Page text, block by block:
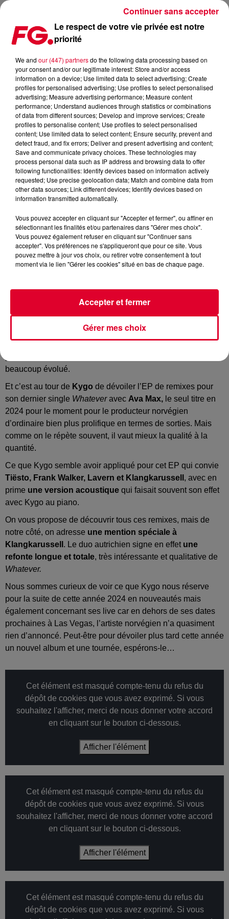
KYGO SORT UN EP DE REMIXES POUR WHATEVER AVEC
Publié : 29 mars 2024 à 8h16 par Antony HARARI
Danceone
Crédit :Youtube Officiel Kygo
C’est devenu quelque chose d’assez commun chez les DJs
de proposer après la sortie d’un track tout un EP de remixes.
C’est l’occasion sans doute de prolonger l’aventure pour
beaucoup évolué.
Et c’est au tour de Kygo de dévoiler l’EP de remixes pour
son dernier single Whateveravec Ava Max, le seul titre en
2024 pour le moment pour le producteur norvégien
d’ordinaire bien plus prolifique en termes de sorties. Mais
comme on le répète souvent, il vaut mieux la qualité à la
quantité.
Ce que Kygo semble avoir appliqué pour cet EP qui convie
Tiësto, Frank Walker, Lavern et Klangkarussell , avec en
prime une version acoustique qui faisait souvent son effet
avec Kygo au piano.
On vous propose de découvrir tous ces remixes, mais de
notre côté, on adresse une mention spéciale à
Klangkarussell . Le duo autrichien signe en effet une
refonte longue et totale, très intéressante et qualitative de
Whatever.
Nous sommes curieux de voir ce que Kygo nous réserve
pour la suite de cette année 2024 en nouveautés mais
également concernant ses live car en dehors de ses dates
prochaines à Las Vegas, l’artiste norvégien n’a quasiment
rien d’annoncé. Peut-être pour dévoiler plus tard cette année
un nouvel album et une tournée, espérons-le…
Cet élément est masqué compte-tenu du refus du
dépôt de cookies que vous avez exprimé. Si vous
souhaitez l'afficher, merci de nous donner votre accord
en cliquant sur le bouton ci-dessous.
Afficher l'élément
Cet élément est masqué compte-tenu du refus du
dépôt de cookies que vous avez exprimé. Si vous
souhaitez l'afficher, merci de nous donner votre accord
en cliquant sur le bouton ci-dessous.
Afficher l'élément
Cet élément est masqué compte-tenu du refus du
dépôt de cookies que vous avez exprimé. Si vous
Le respect de votre vie privée est notre
priorité
We and our (447) partnersdo the following data processing based on
your consent and/or our legitimate interest: Store and/or access
information on a device; Use limited data to select advertising; Create
profiles for personalised advertising; Use profiles to select personalised
advertising; Measure advertising performance; Measure content
performance; Understand audiences through statistics or combinations
of data from different sources; Develop and improve services; Create
profiles to personalise content; Use profiles to select personalised
content; Use limited data to select content; Ensure security, prevent and
detect fraud, and fix errors; Deliver and present advertising and content;
Save and communicate privacy choices. These technologies may
process personal data such as IP address and browsing data to offer
following functionalities: Identify devices based on information actively
requested; Use precise geolocation data; Match and combine data from
other data sources; Link different devices; Identify devices based on
information transmitted automatically.
Vous pouvez accepter en cliquant sur "Accepter et fermer", ou affiner en
sélectionnant les finalités et/ou partenaires dans "Gérer mes choix".
Vous pouvez également refuser en cliquant sur "Continuer sans
accepter". Vos préférences ne s'appliqueront que pour ce site. Vous
pouvez mettre à jour vos choix, ou retirer votre consentement à tout
moment via le lien "Gérer les cookies" situé en bas de chaque page.
Gérer mes choix
Accepter et fermer
Continuer sans accepter